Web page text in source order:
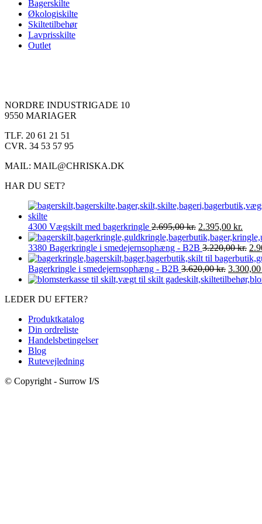
Bagerskilte
Økologiskilte
Skiltetilbehør
Lavprisskilte
Outlet
NORDRE INDUSTRIGADE 10
9550 MARIAGER
TLF. 20 61 21 51
CVR. 34 53 57 95
MAIL: MAIL@CHRISKA.DK
HAR DU SET?
4300 Vægskilt med bagerkringle 2.695,00kr. Den
oprindelige
pris
var:
2.695,00 kr..
2.395,00 kr.
pris
er:
3380 Bagerkringle i smedejernsophæng - B2B 3.220,00kr.
pris
var:
Bagerkringle i smedejernsophæng - B2B 3.620,00kr. Den
3.300,00
LEDER DU EFTER?
Produktkatalog
Din ordreliste
Handelsbetingelser
Blog
Rutevejledning
© Copyright - Surrow I/S